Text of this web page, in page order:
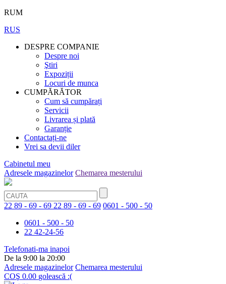
RUM
RUS
DESPRE COMPANIE
Despre noi
Ştiri
Expoziții
Locuri de munca
CUMPĂRĂTOR
Cum să cumpărați
Servicii
Livrarea și plată
Garanție
Contactați-ne
Vrei sa devii diler
Cabinetul meu
Adresele magazinelor Chemarea mesterului
22 89 - 69 - 69 22 89 - 69 - 69 0601 - 500 - 50
0601 - 500 - 50
22 42-24-56
Telefonati-ma inapoi
De la 9:00 la 20:00
Adresele magazinelor Chemarea mesterului
COŞ 0.00 golească :(